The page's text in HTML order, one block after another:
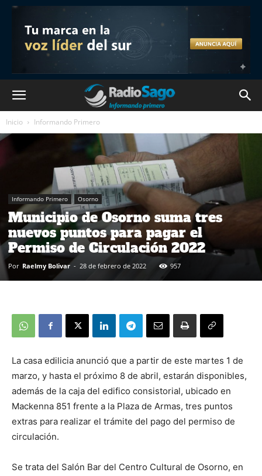
Inicio Informando Primero
Informando Primero Osorno
Municipio de Osorno suma tres
nuevos puntos para pagar el
Permiso de Circulación 2022
Por Raelmy Bolivar - 28 de febrero de 2022 957
La casa edilicia anunció que a partir de este martes 1 de
marzo, y hasta el próximo 8 de abril, estarán disponibles,
además de la caja del edifico consistorial, ubicado en
Mackenna 851 frente a la Plaza de Armas, tres puntos
extras para realizar el trámite del pago del permiso de
circulación.
Se trata del Salón Bar del Centro Cultural de Osorno, en